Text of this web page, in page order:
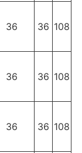
36 36 108
36 36 108
36 36 108